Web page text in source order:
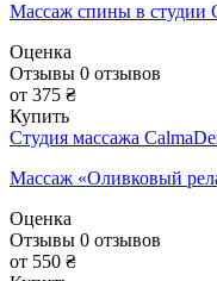
Массаж спины в студии
Оценка
Отзывы 0 отзывов
от 375 ₴
Купить
Студия массажа
Массаж «Оливковый
Оценка
Отзывы 0 отзывов
от 550 ₴